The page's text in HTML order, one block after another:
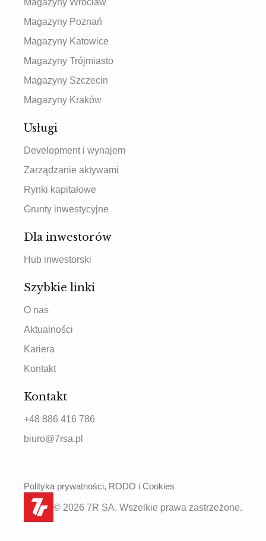
Magazyny Wrocław
Magazyny Poznań
Magazyny Katowice
Magazyny Trójmiasto
Magazyny Szczecin
Magazyny Kraków
Usługi
Development i wynajem
Zarządzanie aktywami
Rynki kapitałowe
Grunty inwestycyjne
Dla inwestorów
Hub inwestorski
Szybkie linki
O nas
Aktualności
Kariera
Kontakt
Kontakt
+48 886 416 786
biuro@7rsa.pl
© 2026 7R SA. Wszelkie prawa zastrzeżone.
Polityka prywatności, RODO i Cookies